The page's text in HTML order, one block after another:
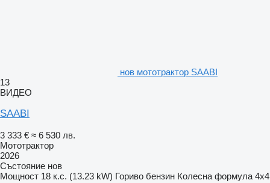
нов мототрактор SAABI
13
ВИДЕО
SAABI
3 333 € ≈ 6 530 лв.
Мототрактор
2026
Състояние нов
Мощност 18 к.с. (13.23 kW) Гориво бензин Колесна формула 4x4